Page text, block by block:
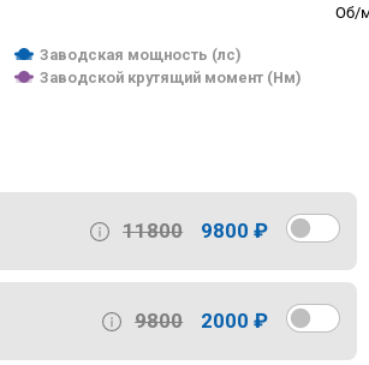
Об/
Заводская мощность (лс)
Заводской крутящий момент (Нм)
11800 9800 ₽
9800 2000 ₽